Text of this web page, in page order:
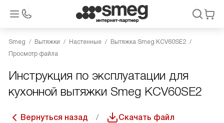
Smeg Вытяжки Настенные
Вытяжка Smeg KCV60SE2
Просмотр файла
Инструкция по эксплуатации для
кухонной вытяжки Smeg KCV60SE2
Вернуться назад Скачать файл